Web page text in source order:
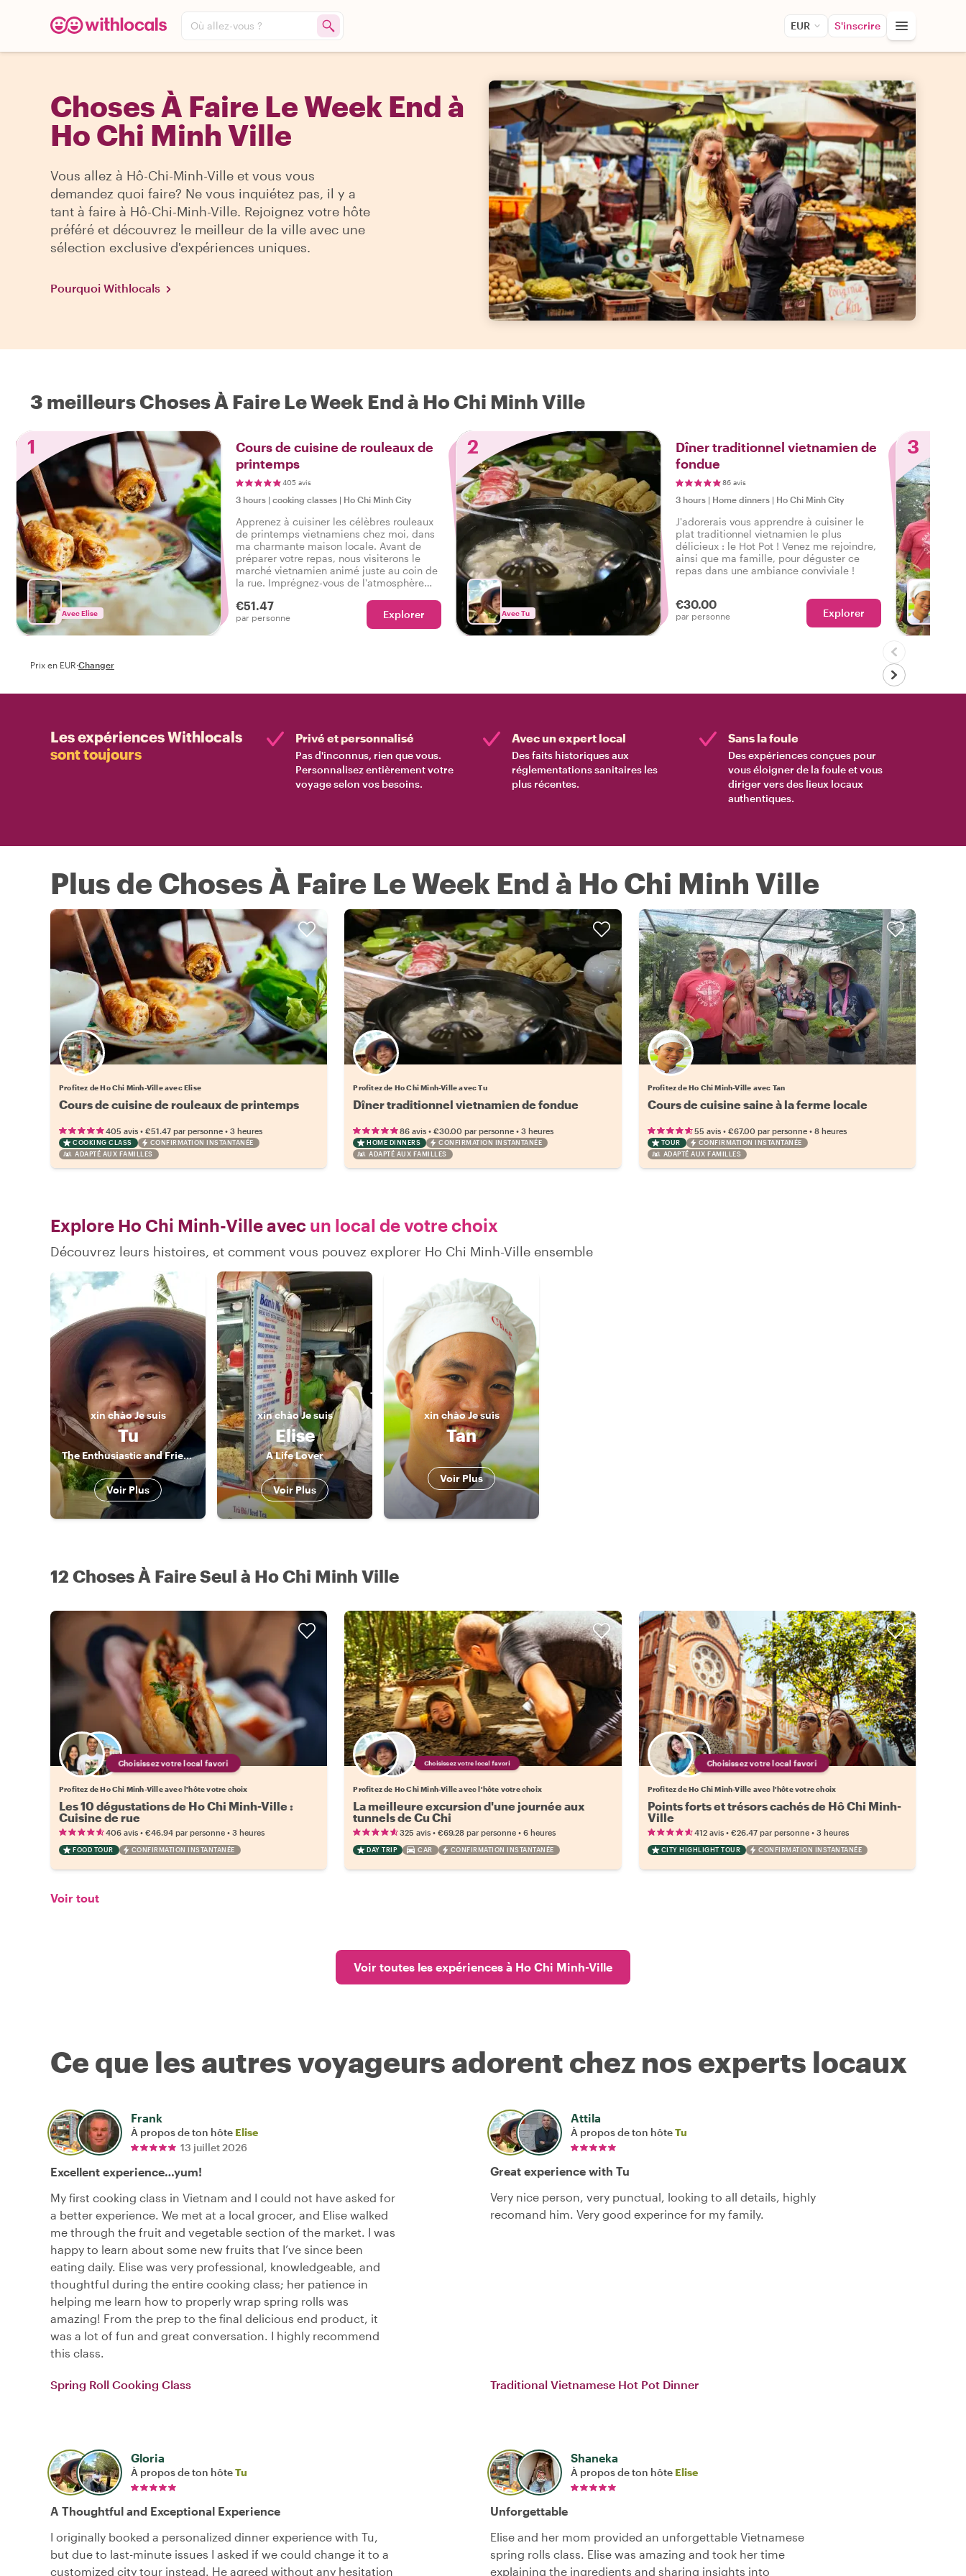
Où allez-vous ? EUR S'inscrire
Choses À Faire Le Week End à
Ho Chi Minh Ville
Vous allez à Hô-Chi-Minh-Ville et vous vous
demandez quoi faire? Ne vous inquiétez pas, il y a
tant à faire à Hô-Chi-Minh-Ville. Rejoignez votre hôte
préféré et découvrez le meilleur de la ville avec une
sélection exclusive d'expériences uniques.
Pourquoi Withlocals
3 meilleurs Choses À Faire Le Week End à Ho Chi Minh Ville
1
Avec Elise
Cours de cuisine de rouleaux de
printemps
405 avis
3 hours | cooking classes | Ho Chi Minh City
Apprenez à cuisiner les célèbres rouleaux
de printemps vietnamiens chez moi, dans
ma charmante maison locale. Avant de
préparer votre repas, nous visiterons le
marché vietnamien animé juste au coin de
la rue. Imprégnez-vous de l'atmosphère
légumes et ingrédients les plus frais. Je
parie que vous avez hâte de commencer à
€51.47
par personne Explorer
2
Avec Tu
Dîner traditionnel vietnamien de
fondue
86 avis
3 hours | Home dinners | Ho Chi Minh City
J'adorerais vous apprendre à cuisiner le
plat traditionnel vietnamien le plus
délicieux : le Hot Pot ! Venez me rejoindre,
ainsi que ma famille, pour déguster ce
repas dans une ambiance conviviale !
€30.00
par personne Explorer
3
Prix en EUR·Changer
Les expériences Withlocals
sont toujours
Privé et personnalisé
Pas d'inconnus, rien que vous.
Personnalisez entièrement votre
voyage selon vos besoins.
Avec un expert local
Des faits historiques aux
réglementations sanitaires les
plus récentes.
Sans la foule
Des expériences conçues pour
vous éloigner de la foule et vous
diriger vers des lieux locaux
authentiques.
Plus de Choses À Faire Le Week End à Ho Chi Minh Ville
Profitez de Ho Chi Minh-Ville avec Elise
Cours de cuisine de rouleaux de printemps
405 avis • €51.47 par personne • 3 heures
COOKING CLASS
CONFIRMATION INSTANTANÉE
ADAPTÉ AUX FAMILLES
Profitez de Ho Chi Minh-Ville avec Tu
86 avis •€30.00 par personne •3 heures
HOME DINNERS
CONFIRMATION INSTANTANÉE
ADAPTÉ AUX FAMILLES
Profitez de Ho Chi Minh-Ville avec Tan
Cours de cuisine saine à la ferme locale
55 avis• €67.00 par personne• 8 heures
TOUR
CONFIRMATION INSTANTANÉE
ADAPTÉ AUX FAMILLES
Explore Ho Chi Minh-Ville avec un local de votre choix
Découvrez leurs histoires, et comment vous pouvez explorer Ho Chi Minh-Ville ensemble
xin chàoJe suis
Tu
The Enthusiastic and Friendly Local
Voir Plus
xin chàoJe suis
Elise
A Life Lover
Voir Plus
xin chàoJe suis
Tan
Voir Plus
12 Choses À Faire Seul à Ho Chi Minh Ville
Choisissez votre local favori
Profitez de Ho Chi Minh-Ville avec l'hôte votre choix
Les 10 dégustations de Ho Chi Minh-Ville :
Cuisine de rue
406 avis • €46.94 par personne • 3 heures
FOOD TOUR CONFIRMATION INSTANTANÉE
Choisissez votre local favori
Profitez de Ho Chi Minh-Ville avec l'hôte votre choix
La meilleure excursion d'une journée aux
tunnels de Cu Chi
325 avis •€69.28 par personne •6 heures
DAY TRIP CAR CONFIRMATION INSTANTANÉE
Choisissez votre local favori
Profitez de Ho Chi Minh-Ville avec l'hôte votre choix
Points forts et trésors cachés de Hô Chi Minh-
Ville
412 avis• €26.47 par personne• 3 heures
CITY HIGHLIGHT TOUR CONFIRMATION INSTANTANÉE
Voir tout
Voir toutes les expériences à Ho Chi Minh-Ville
Ce que les autres voyageurs adorent chez nos experts locaux
Frank
À propos de ton hôte Elise
13 juillet 2026
Excellent experience…yum!
My first cooking class in Vietnam and I could not have asked for
a better experience. We met at a local grocer, and Elise walked
me through the fruit and vegetable section of the market. I was
happy to learn about some new fruits that I’ve since been
eating daily. Elise was very professional, knowledgeable, and
thoughtful during the entire cooking class; her patience in
helping me learn how to properly wrap spring rolls was
amazing! From the prep to the final delicious end product, it
was a lot of fun and great conversation. I highly recommend
this class.
Spring Roll Cooking Class
Attila
À propos de ton hôteTu
Great experience with Tu
Very nice person, very punctual, looking to all details, highly
recomand him. Very good experince for my family.
Traditional Vietnamese Hot Pot Dinner
Gloria
À propos de ton hôteTu
A Thoughtful and Exceptional Experience
I originally booked a personalized dinner experience with Tu,
but due to last-minute issues I asked if we could change it to a
customized city tour instead. He agreed without any hesitation
Shaneka
À propos de ton hôte Elise
Unforgettable
Elise and her mom provided an unforgettable Vietnamese
spring rolls class. Elise was amazing and took her time
explaining the ingredients and sharing insights into